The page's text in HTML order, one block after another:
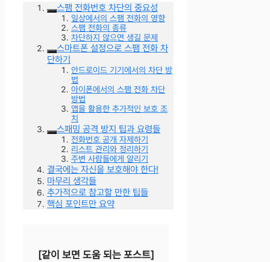
스팸 전화번호 차단의 중요성
일상에서의 스팸 전화의 영향
스팸 전화의 종류
차단하지 않으면 생길 문제
스마트폰 설정으로 스팸 전화 차
단하기
안드로이드 기기에서의 차단 방
법
아이폰에서의 스팸 전화 차단
방법
앱을 활용한 추가적인 보호 조
치
스패밍 공격 방지 팁과 요령들
전화번호 공개 자제하기
리스트 관리와 정리하기
주변 사람들에게 알리기
결국에는 자신을 보호해야 한다!
마무리 생각들
추가적으로 참고할 만한 팁들
핵심 포인트만 요약
[같이 보면 도움 되는 포스트]